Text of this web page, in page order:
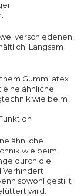
verschiedenen
Langsam
Gummilatex
ähnliche
wie beim
ähnliche
wie beim
durch die
Verhindert
sowohl gestillt
wird.